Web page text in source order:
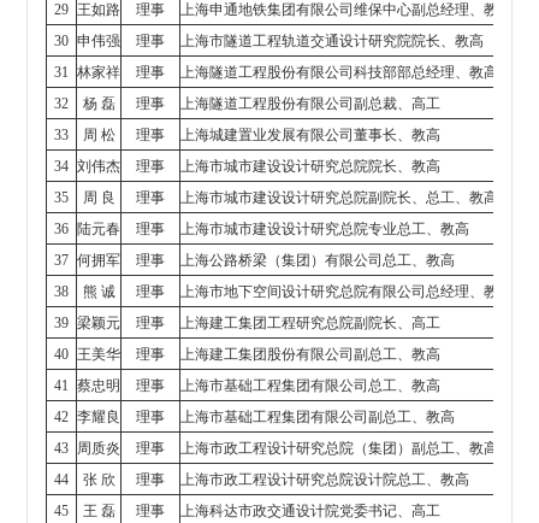
29 王如路 理事
上海申通地铁集团有限公司维保中心副总经理、教高
30 申伟强 理事
上海市隧道工程轨道交通设计研究院院长、教高
31
林家祥 理事
上海隧道工程股份有限公司科技部部总经理、教高
32
杨 磊 理事
上海隧道工程股份有限公司副总裁、高工
33
周 松 理事
上海城建置业发展有限公司董事长、教高
34 刘伟杰 理事
上海市城市建设设计研究总院院长、教高
35
周 良 理事
上海市城市建设设计研究总院副院长、总工、教高
36 陆元春 理事
上海市城市建设设计研究总院专业总工、教高
37 何拥军 理事
上海公路桥梁（集团）有限公司总工、教高
38
熊 诚 理事
上海市地下空间设计研究总院有限公司总经理、教高
39 梁颖元 理事
上海建工集团工程研究总院副院长、高工
40 王美华 理事
上海建工集团股份有限公司副总工、教高
41
蔡忠明 理事
上海市基础工程集团有限公司总工、教高
42 李耀良 理事
上海市基础工程集团有限公司副总工、教高
43 周质炎 理事
上海市政工程设计研究总院（集团）副总工、教高
44
张 欣 理事
上海市政工程设计研究总院设计院总工、教高
45
王 磊 理事
上海科达市政交通设计院党委书记、高工